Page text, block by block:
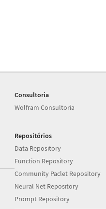
Consultoria
Wolfram Consultoria
Repositórios
Data Repository
Function Repository
Community Paclet Repository
Neural Net Repository
Prompt Repository